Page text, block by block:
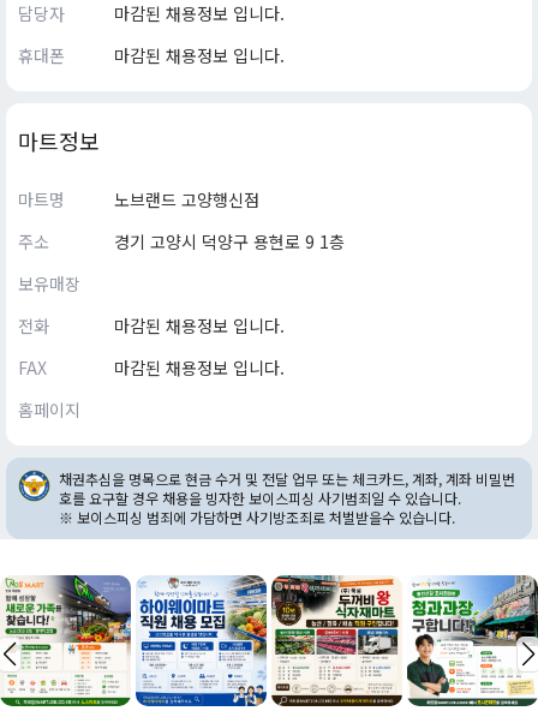
담당자
마감된 채용정보 입니다.
휴대폰
마감된 채용정보 입니다.
마트정보
마트명
노브랜드 고양행신점
주소
경기 고양시 덕양구 용현로 9 1층
보유매장
전화
마감된 채용정보 입니다.
FAX
마감된 채용정보 입니다.
홈페이지
채권추심을 명목으로 현금 수거 및 전달 업무 또는 체크카드, 계좌, 계좌 비밀번
호를 요구할 경우 채용을 빙자한 보이스피싱 사기범죄일 수 있습니다.
※ 보이스피싱 범죄에 가담하면 사기방조죄로 처벌받을수 있습니다.